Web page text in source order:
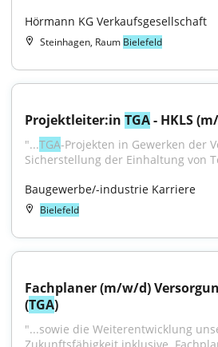
Hörmann KG Verkaufsgesellschaft
Steinhagen, Raum Bielefeld
Projektleiter:in TGA - HKLS
"...TGA-Projekten in Gewerken der
Sicherstellung der Einhaltung von
Baugewerbe/-industrie Karriere
Bielefeld
Fachplaner (m/w/d)
(TGA)
"...sowie die Weiterentwicklung